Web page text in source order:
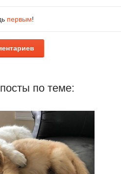
первым!
по теме: